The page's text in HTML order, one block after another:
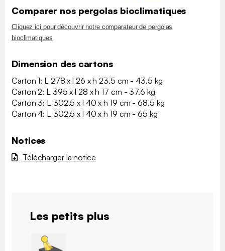
Comparer nos pergolas bioclimatiques
Cliquez ici pour découvrir notre comparateur de pergolas
bioclimatiques
Dimension des cartons
Carton 1: L 278 x l 26 x h 23.5 cm - 43.5 kg
Carton 2: L 395 x l 28 x h 17 cm - 37.6 kg
Carton 3: L 302.5 x l 40 x h 19 cm - 68.5 kg
Carton 4: L 302.5 x l 40 x h 19 cm - 65 kg
Notices
Télécharger la notice
Les petits plus